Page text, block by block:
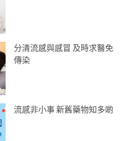
分清流感與感冒 及時求醫免
傳染
流感非小事 新舊藥物知多啲